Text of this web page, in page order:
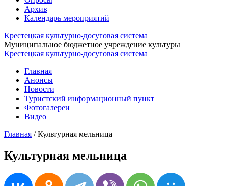
Архив
Календарь мероприятий
Крестецкая культурно-досуговая система
Муниципальное бюджетное учреждение культуры
Крестецкая культурно-досуговая система
Главная
Анонсы
Новости
Туристский информационный пункт
Фотогалереи
Видео
Главная /Культурная мельница
Культурная мельница